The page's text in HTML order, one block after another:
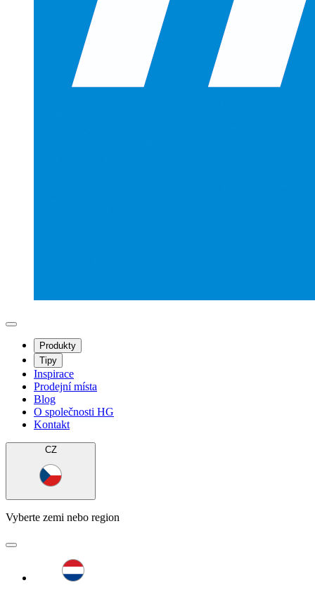
Produkty
Tipy
Inspirace
Prodejní místa
Blog
O společnosti HG
Kontakt
CZ
Vyberte zemi nebo region